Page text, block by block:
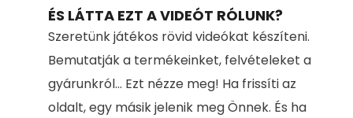
ÉS LÁTTA EZT A VIDEÓT RÓLUNK?
Szeretünk játékos rövid videókat készíteni.
Bemutatják a termékeinket, felvételeket a
gyárunkról... Ezt nézze meg! Ha frissíti az
oldalt, egy másik jelenik meg Önnek. És ha